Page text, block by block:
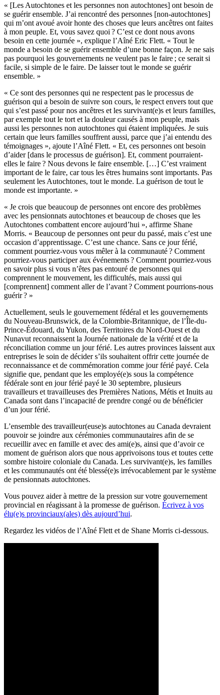
« [Les Autochtones et les personnes non autochtones] ont besoin de
se guérir ensemble. J’ai rencontré des personnes [non-autochtones]
qui m’ont avoué avoir honte des choses que leurs ancêtres ont faites
à mon peuple. Et, vous savez quoi ? C’est ce dont nous avons
besoin en cette journée », explique l’Aîné Eric Flett. « Tout le
monde a besoin de se guérir ensemble d’une bonne façon. Je ne sais
pas pourquoi les gouvernements ne veulent pas le faire ; ce serait si
facile, si simple de le faire. De laisser tout le monde se guérir
ensemble. »
« Ce sont des personnes qui ne respectent pas le processus de
guérison qui a besoin de suivre son cours, le respect envers tout que
qui s’est passé pour nos ancêtres et les survivant(e)s et leurs familles,
par exemple tout le tort et la douleur causés à mon peuple, mais
aussi les personnes non autochtones qui étaient impliquées. Je suis
certain que leurs familles souffrent aussi, parce que j’ai entendu des
témoignages », ajoute l’Aîné Flett. « Et, ces personnes ont besoin
d’aider [dans le processus de guérison]. Et, comment pourraient-
elles le faire ? Nous devons le faire ensemble. […] C’est vraiment
important de le faire, car tous les êtres humains sont importants. Pas
seulement les Autochtones, tout le monde. La guérison de tout le
monde est importante. »
« Je crois que beaucoup de personnes ont encore des problèmes
avec les pensionnats autochtones et beaucoup de choses que les
Autochtones combattent encore aujourd’hui », affirme Shane
Morris. « Beaucoup de personnes ont peur du passé, mais c’est une
occasion d’apprentissage. C’est une chance. Sans ce jour férié,
comment pourriez-vous vous mêler à la communauté ? Comment
pourriez-vous participer aux événements ? Comment pourriez-vous
en savoir plus si vous n’êtes pas entouré de personnes qui
comprennent le mouvement, les difficultés, mais aussi qui
[comprennent] comment aller de l’avant ? Comment pourrions-nous
guérir ? »
Actuellement, seuls le gouvernement fédéral et les gouvernements
du Nouveau-Brunswick, de la Colombie-Britannique, de l’Île-du-
Prince-Édouard, du Yukon, des Territoires du Nord-Ouest et du
Nunavut reconnaissent la Journée nationale de la vérité et de la
réconciliation comme un jour férié. Les autres provinces laissent aux
entreprises le soin de décider s’ils souhaitent offrir cette journée de
reconnaissance et de commémoration comme jour férié payé. Cela
signifie que, pendant que les employé(e)s sous la compétence
fédérale sont en jour férié payé le 30 septembre, plusieurs
travailleurs et travailleuses des Premières Nations, Métis et Inuits au
Canada sont dans l’incapacité de prendre congé ou de bénéficier
d’un jour férié.
L’ensemble des travailleur(euse)s autochtones au Canada devraient
pouvoir se joindre aux cérémonies communautaires afin de se
recueillir avec en famille et avec des ami(e)s, ainsi que d’avoir ce
moment de guérison alors que nous apprivoisons tous et toutes cette
sombre histoire coloniale du Canada. Les survivant(e)s, les familles
et les communautés ont été blessé(e)s irrévocablement par le système
de pensionnats autochtones.
Vous pouvez aider à mettre de la pression sur votre gouvernement
provincial en réagissant à la promesse de guérison. Écrivez à vos
élu(e)s provinciaux(ales) dès aujourd’hui.
Regardez les vidéos de l’Aîné Flett et de Shane Morris ci-dessous.